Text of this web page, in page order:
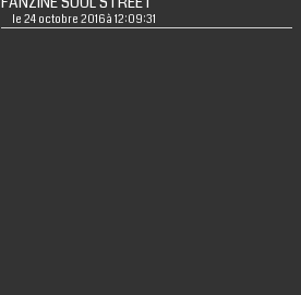
le 24 octobre 2016 à 12:09:31